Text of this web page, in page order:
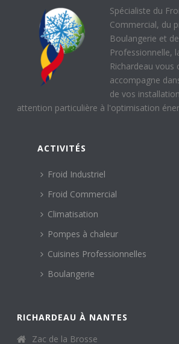
Spécialiste du
Commercial, du
Boulangerie et
Professionnelle,
Richardeau vous
accompagne
de vos
attention particulière à l'optimisation
ACTIVITÉS
Froid Industriel
Froid Commercial
Climatisation
Pompes à chaleur
Cuisines Professionnelles
Boulangerie
RICHARDEAU À NANTES
Zac de la Brosse